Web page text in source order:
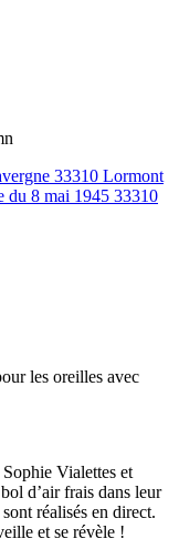
33310 Lormont
du 8 mai 1945 33310
les oreilles avec
Vialettes et
d’air frais dans leur
réalisés en direct.
et se révèle !